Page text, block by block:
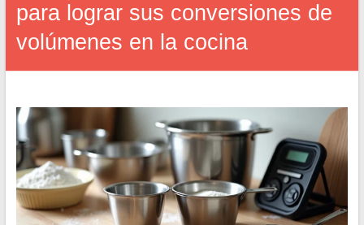
para lograr sus conversiones de
volúmenes en la cocina